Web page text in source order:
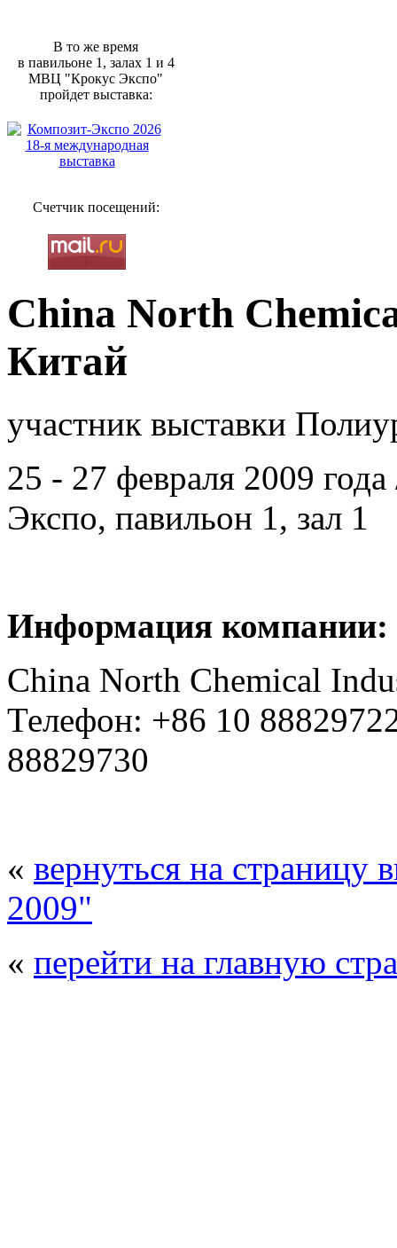
В то же время
в павильоне 1, залах 1 и 4
МВЦ "Крокус Экспо"
пройдет выставка:
Счетчик посещений:
China North
Китай
участник выставки
25 - 27 февраля 2009
Экспо, павильон 1, зал 1
Информация компании:
China North Chemical
Телефон: +86 10
88829730
« вернуться на страницу
2009"
« перейти на главную
© 2008 - 2026Полиуретанэкс -